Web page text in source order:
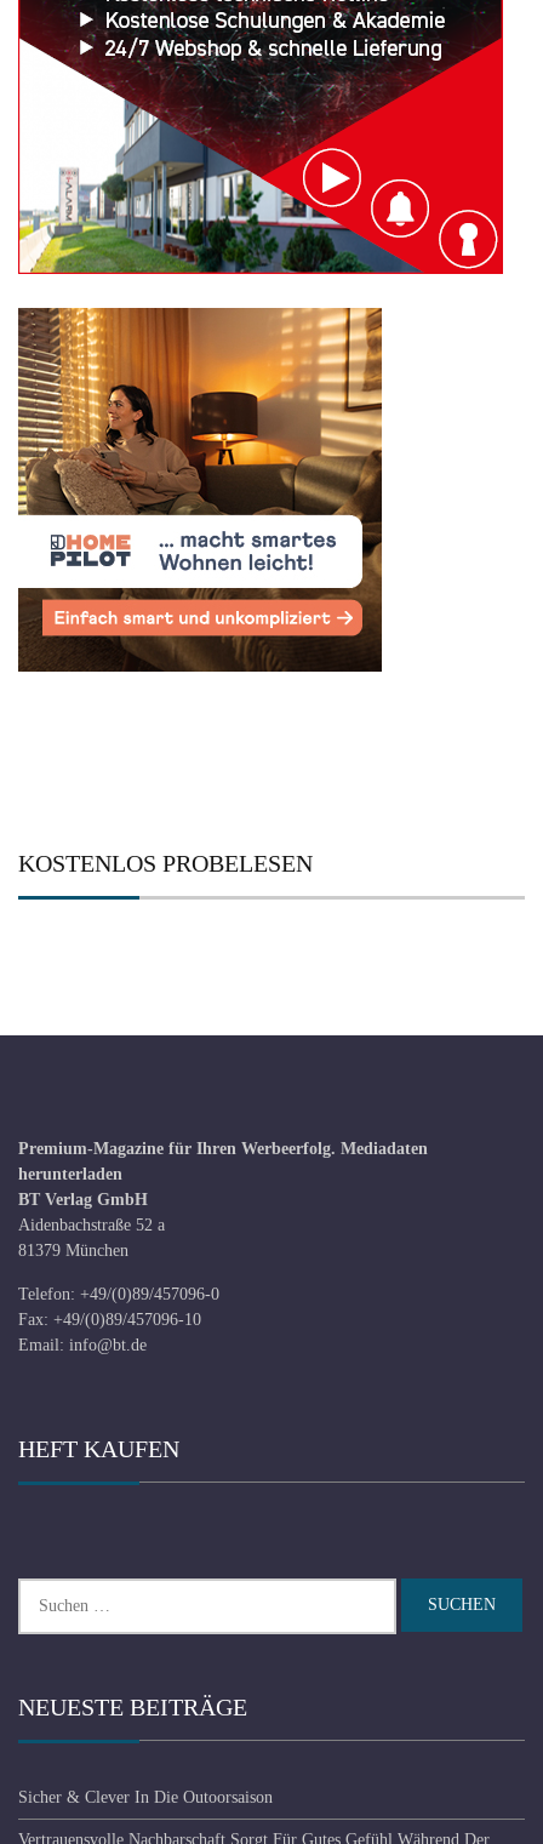
KOSTENLOS PROBELESEN
Premium-Magazine für Ihren Werbeerfolg. Mediadaten
herunterladen
BT Verlag GmbH
Aidenbachstraße 52 a
81379 München
Telefon: +49/(0)89/457096-0
Fax: +49/(0)89/457096-10
Email: info@bt.de
HEFT KAUFEN
nach:
NEUESTE BEITRÄGE
Sicher & Clever In Die Outoorsaison
Vertrauensvolle Nachbarschaft Sorgt Für Gutes Gefühl Während Der